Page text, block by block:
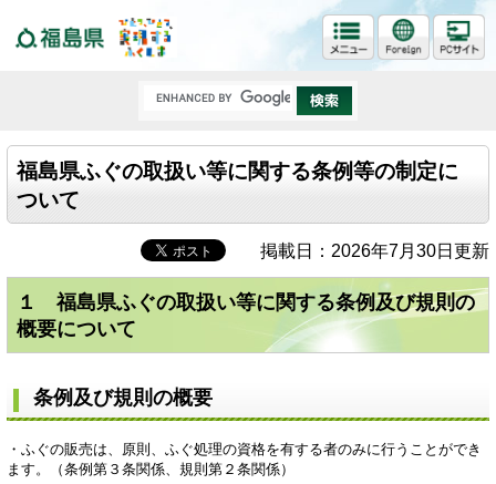
福島県ふぐの取扱い等に関する条例等の制定に
ついて
掲載日：2026年7月30日更新
１ 福島県ふぐの取扱い等に関する条例及び規則の
概要について
条例及び規則の概要
・ふぐの販売は、原則、ふぐ処理の資格を有する者のみに行うことができ
ます。（条例第３条関係、規則第２条関係）